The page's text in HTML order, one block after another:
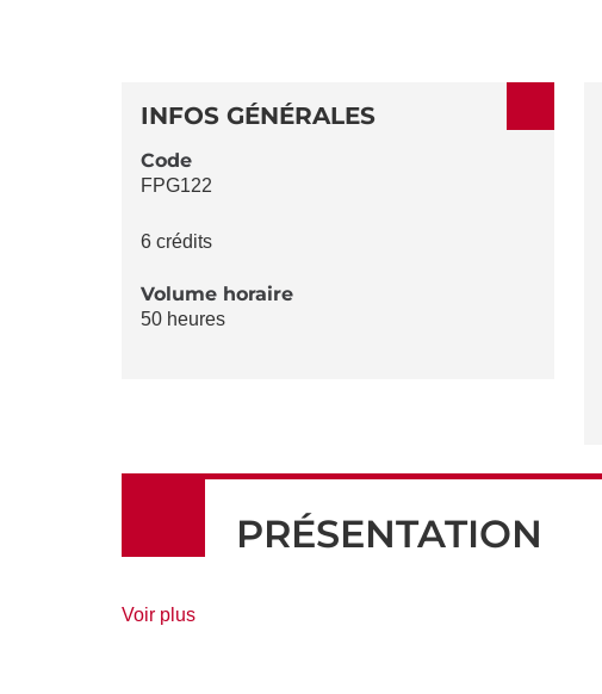
DE
LA
DÉTAILS
INFOS GÉNÉRALES
Code
FPG122
6 crédits
Volume horaire
50 heures
PRÉSENTATION
Voir plusde